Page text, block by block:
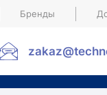
Бренды